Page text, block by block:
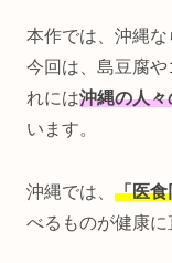
本作では、沖縄な
今回は、島豆腐
れには沖縄の人
います。
沖縄では、 「医食
べるものが健康に